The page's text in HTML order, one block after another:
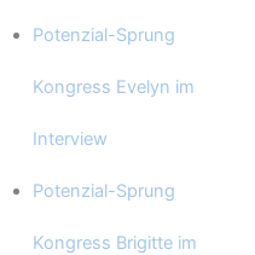
Potenzial-Sprung
Kongress Evelyn im
Interview
Potenzial-Sprung
Kongress Brigitte im